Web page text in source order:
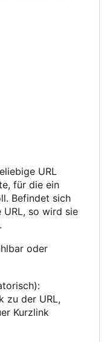
URL
für die ein
Befindet sich
URL, so wird sie
oder
zu der URL,
Kurzlink